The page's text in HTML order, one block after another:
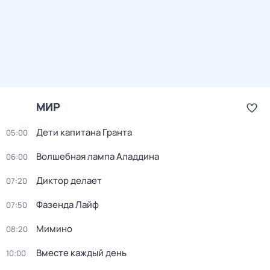
МИР
05:00 Дети капитана Гранта
06:00 Волшебная лампа Аладдина
07:20 Диктор делает
07:50 Фазенда Лайф
08:20 Мимино
10:00 Вместе каждый день